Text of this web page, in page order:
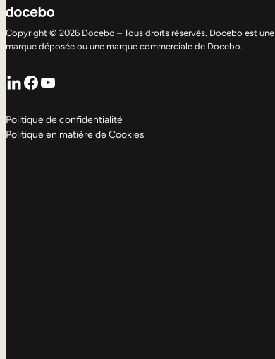
Copyright © 2026 Docebo – Tous droits réservés. Docebo est une
marque déposée ou une marque commerciale de Docebo.
LinkedIn
Facebook
YouTube
Politique de confidentialité
Politique en matière de Cookies